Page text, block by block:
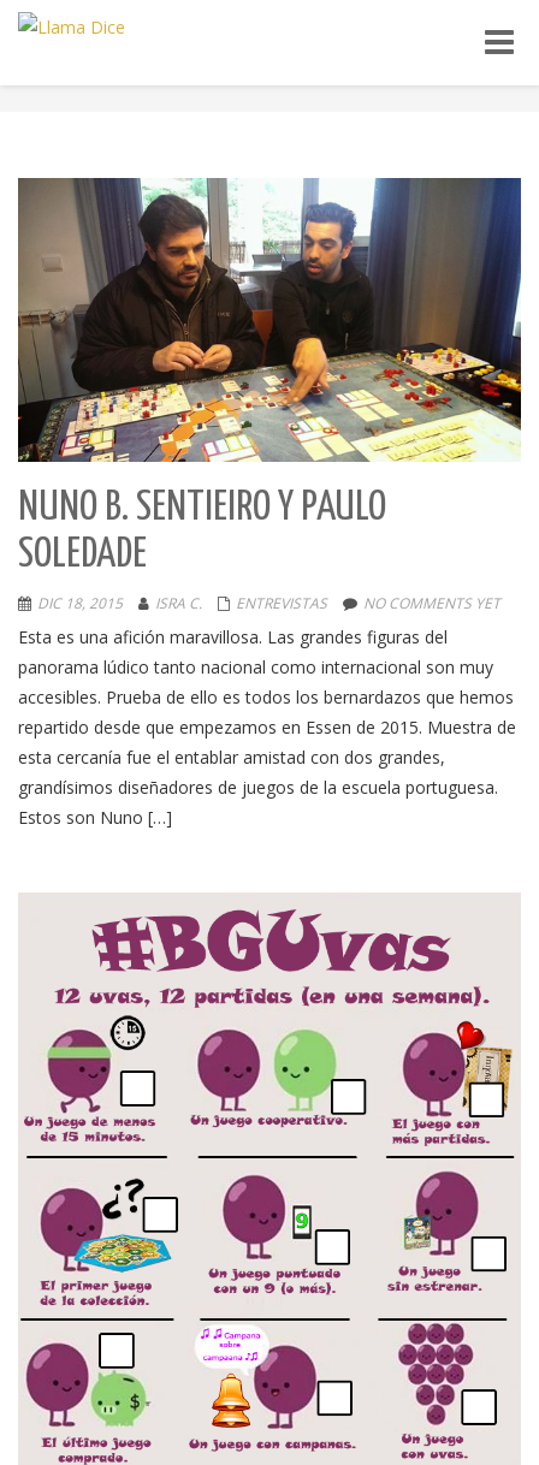
Toggle
NUNO B. SENTIEIRO Y PAULO
SOLEDADE
DIC 18, 2015 ISRA C. ENTREVISTAS NO COMMENTS YET
Esta es una afición maravillosa. Las grandes figuras del
panorama lúdico tanto nacional como internacional son muy
accesibles. Prueba de ello es todos los bernardazos que hemos
repartido desde que empezamos en Essen de 2015. Muestra de
esta cercanía fue el entablar amistad con dos grandes,
grandísimos diseñadores de juegos de la escuela portuguesa.
Estos son Nuno […]